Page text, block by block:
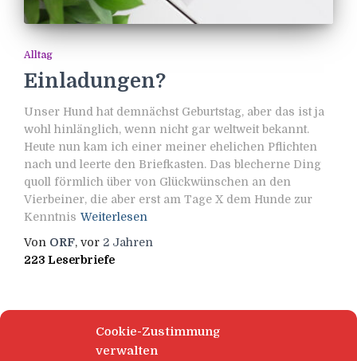
Cookie-Zustimmung
verwalten
Alltag
Einladungen?
Unser Hund hat demnächst Geburtstag, aber das ist ja
wohl hinlänglich, wenn nicht gar weltweit bekannt.
Heute nun kam ich einer meiner ehelichen Pflichten
nach und leerte den Briefkasten. Das blecherne Ding
quoll förmlich über von Glückwünschen an den
Vierbeiner, die aber erst am Tage X dem Hunde zur
Kenntnis Weiterlesen
Von ORF, vor 2 Jahren
223 Leserbriefe